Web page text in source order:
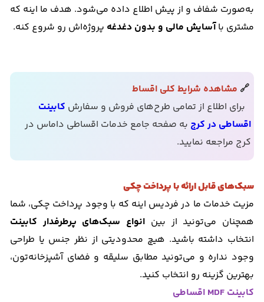
به‌صورت شفاف و از پیش اطلاع داده می‌شود. هدف ما اینه که
مشتری باآسایش مالی و بدون دغدغه پروژه‌اش رو شروع کنه.
🔗 مشاهده شرایط کلی اقساط
برای اطلاع از تمامی طرح‌های فروش و سفارش کابینت
اقساطی در کرج به صفحه جامع خدمات اقساطی داماس در
کرج مراجعه نمایید.
سبک‌های قابل ارائه با پرداخت چکی
مزیت خدمات ما در فردیس اینه که با وجود پرداخت چکی، شما
همچنان می‌تونید از بین انواع سبک‌های پرطرفدار کابینت
انتخاب داشته باشید. هیچ محدودیتی از نظر جنس یا طراحی
وجود نداره و می‌تونید مطابق سلیقه و فضای آشپزخانه‌تون،
بهترین گزینه رو انتخاب کنید.
کابینت MDF اقساطی